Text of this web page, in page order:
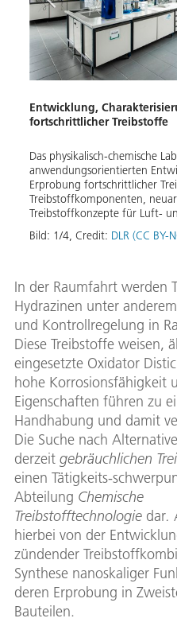
Entwicklung,
fortschrittlicher Treibstoffe
Das physikalisch-chemische
anwendungsorientierten
Erprobung fortschrittlicher
Treibstoffkomponenten,
Treibstoffkonzepte für Luft-
Bild: 1/4, Credit: DLR (CC BY-
In der Raumfahrt werden
Hydrazinen unter
und Kontrollregelung in
Diese Treibstoffe weisen,
eingesetzte Oxidator
hohe Korrosionsfähigkeit
Eigenschaften führen zu
Handhabung und damit
Die Suche nach
derzeit gebräuchlichen
einen Tätigkeits-
Abteilung Chemische
Treibstofftechnologie dar.
hierbei von der
zündender
Synthese nanoskaliger
deren Erprobung in
Bauteilen.